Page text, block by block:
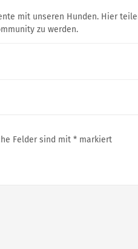
mit unseren Hunden. Hier
zu werden.
Felder sind mit * markiert